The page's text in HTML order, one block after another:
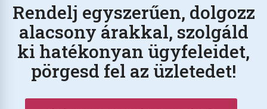
Rendelj egyszerűen, dolgozz
alacsony árakkal, szolgáld
ki hatékonyan ügyfeleidet,
pörgesd fel az üzletedet!